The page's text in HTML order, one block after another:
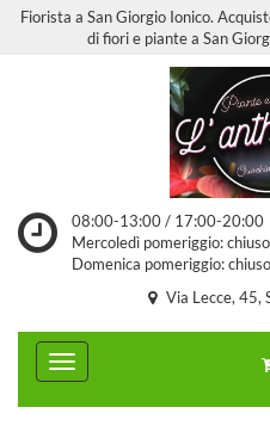
Fiorista a San Giorgio Ionico.
di fiori e piante a San
08:00-13:00 / 17:00-20:00
Mercoledì pomeriggio: chiuso
Domenica pomeriggio: chiuso
Via Lecce, 45,